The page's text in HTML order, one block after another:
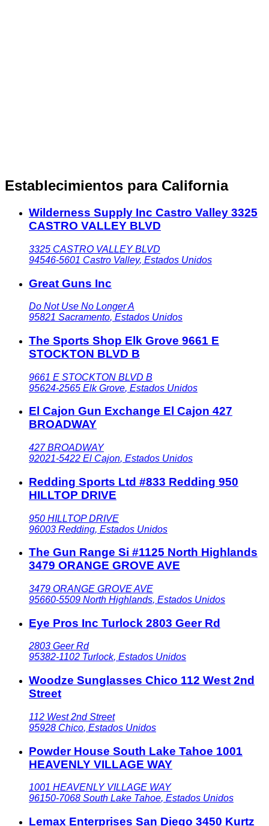
Establecimientos para California
Wilderness Supply Inc Castro Valley 3325
CASTRO VALLEY BLVD
3325 CASTRO VALLEY BLVD
94546-5601 Castro Valley, Estados Unidos
Great Guns Inc
Do Not Use No Longer A
95821 Sacramento, Estados Unidos
The Sports Shop Elk Grove 9661 E
STOCKTON BLVD B
9661 E STOCKTON BLVD B
95624-2565 Elk Grove, Estados Unidos
El Cajon Gun Exchange El Cajon 427
BROADWAY
427 BROADWAY
92021-5422 El Cajon, Estados Unidos
Redding Sports Ltd #833 Redding 950
HILLTOP DRIVE
950 HILLTOP DRIVE
96003 Redding, Estados Unidos
The Gun Range Si #1125 North Highlands
3479 ORANGE GROVE AVE
3479 ORANGE GROVE AVE
95660-5509 North Highlands, Estados Unidos
Eye Pros Inc Turlock 2803 Geer Rd
2803 Geer Rd
95382-1102 Turlock, Estados Unidos
Woodze Sunglasses Chico 112 West 2nd
Street
112 West 2nd Street
95928 Chico, Estados Unidos
Powder House South Lake Tahoe 1001
HEAVENLY VILLAGE WAY
1001 HEAVENLY VILLAGE WAY
96150-7068 South Lake Tahoe, Estados Unidos
Lemax Enterprises San Diego 3450 Kurtz